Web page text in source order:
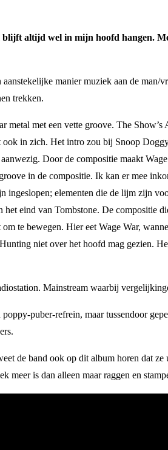
altijd wel in mijn hoofd hangen.
manier muziek aan de
trekken.
met een vette groove. The
in zich. Het intro zou bij Snoop
Door de compositie maakt
in de compositie. Ik kan er mee
elementen die de lijm zijn
eind van Tombstone. De compositie
te bewegen. Hier eet Wage War,
niet over het hoofd mag gezien.
Mainstream waarbij
puber-refrein, maar tussendoor
de band ook op dit album horen dat ze
meer is dan alleen maar raggen en